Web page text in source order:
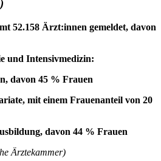
52.158 Ärzt:innen gemeldet, davon
und Intensivmedizin:
davon 45 % Frauen
mit einem Frauenanteil von 20
davon 44 % Frauen
Ärztekammer)